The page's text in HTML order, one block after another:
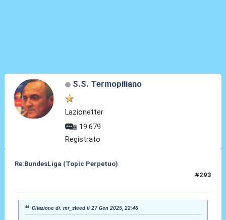
S.S. Termopiliano
Lazionetter
19.679
Registrato
Re:BundesLiga (Topic Perpetuo)
#293
Citazione di: mr_steed il 27 Gen 2025, 22:46